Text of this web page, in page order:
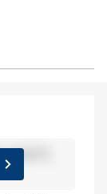
るので、